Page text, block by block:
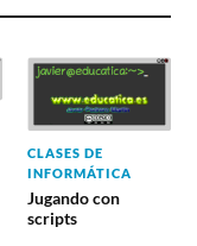
CLASES DE
INFORMÁTICA
Jugando con
scripts